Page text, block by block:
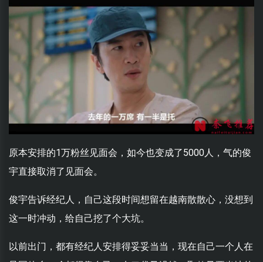
原本安排的1万粉丝见面会，如今也变成了5000人，气的俊
宇直接取消了见面会。
俊宇告诉经纪人，自己这段时间想留在越南散散心，没想到
这一时冲动，给自己挖了个大坑。
以前出门，都有经纪人安排得妥妥当当，现在自己一个人在